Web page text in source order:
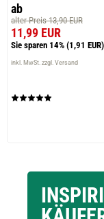
ab
alter Preis 13,90 EUR
11,99 EUR
Sie sparen 14% (1,91 EUR)
inkl. MwSt. zzgl. Versand